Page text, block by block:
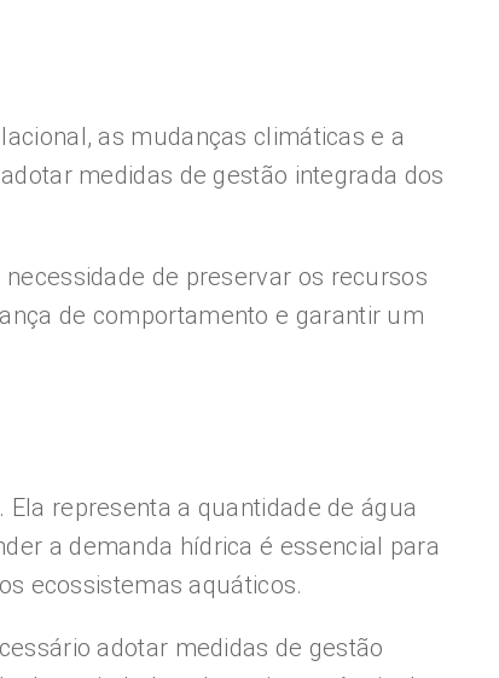
as mudanças climáticas e a
medidas de gestão integrada dos
de preservar os recursos
de comportamento e garantir um
representa a quantidade de água
a demanda hídrica é essencial para
ecossistemas aquáticos.
adotar medidas de gestão